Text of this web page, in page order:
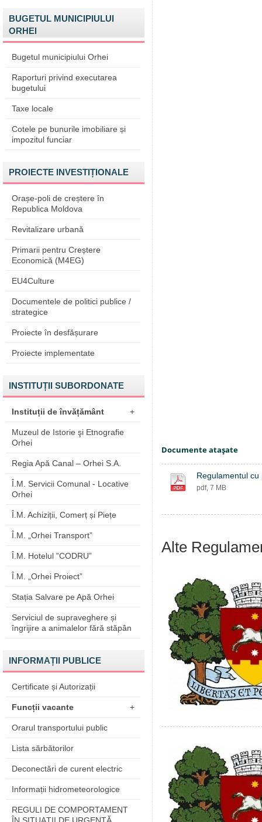
BUGETUL MUNICIPIULUI
ORHEI
Bugetul municipiului Orhei
Raporturi privind executarea
bugetului
Taxe locale
Cotele pe bunurile imobiliare și
impozitul funciar
PROIECTE INVESTIȚIONALE
Orașe-poli de creștere în
Republica Moldova
Revitalizare urbană
Primarii pentru Creștere
Economică (M4EG)
EU4Culture
Documentele de politici publice /
strategice
Proiecte în desfășurare
Proiecte implementate
INSTITUȚII SUBORDONATE
Instituții de învățământ +
Muzeul de Istorie şi Etnografie
Orhei
Regia Apă Canal – Orhei S.A.
Î.M. Servicii Comunal - Locative
Orhei
Î.M. Achiziții, Comerț și Piețe
Î.M. „Orhei Transport”
Î.M. Hotelul ”CODRU”
Î.M. „Orhei Proiect”
Stația Salvare pe Apă Orhei
Serviciul de supraveghere și
îngrijire a animalelor fără stăpân
INFORMAȚII PUBLICE
Certificate și Autorizații
Funcții vacante +
Orarul transportului public
Lista sărbătorilor
Deconectări de curent electric
Informații hidrometeorologice
REGULI DE COMPORTAMENT
Documente ataşate
Regulamentul
pdf, 7 MB
Alte